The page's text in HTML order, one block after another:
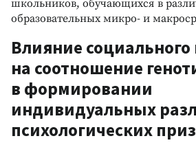
школьников, обучающихся в
образовательных микро- и
Влияние социального
на соотношение
в формировании
индивидуальных
психологических